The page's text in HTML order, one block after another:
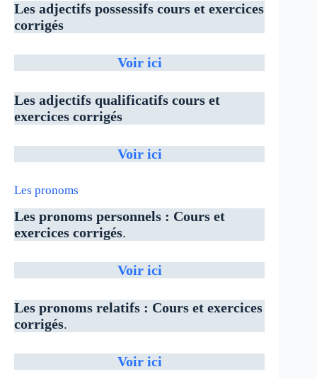
Les adjectifs possessifs cours et exercices
corrigés
Voir ici
Les adjectifs qualificatifs cours et
exercices corrigés
Voir ici
Les pronoms
Les pronoms personnels : Cours et
exercices corrigés.
Voir ici
Les pronoms relatifs : Cours et exercices
corrigés.
Voir ici